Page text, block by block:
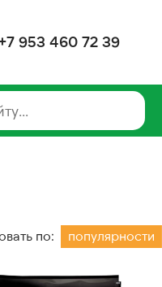
953 460 72 39
по: популярности